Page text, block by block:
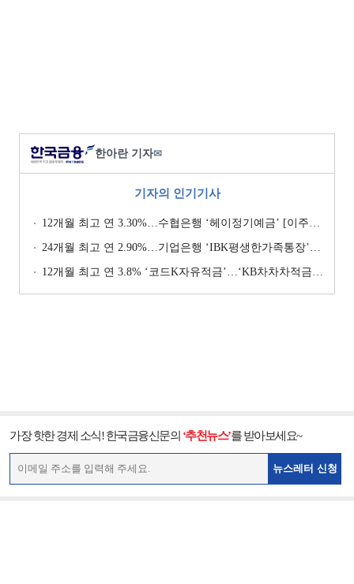
한아란 기자✉
기자의 인기기사
12개월 최고 연 3.30%…수협은행 ‘헤이정기예금’ [이주의 은행 예금금리-1월 2주]
24개월 최고 연 2.90%…기업은행 ‘IBK평생한가족통장’ [이주의 은행 예금금리-1월 2주]
12개월 최고 연 3.8% ‘코드K자유적금’…‘KB차차차적금’ 8% 이자 [이주의 은행 적금금리-1월 2주]
가장 핫한 경제 소식! 한국금융신문의 ‘추천뉴스’를 받아보세요~
뉴스레터 신청